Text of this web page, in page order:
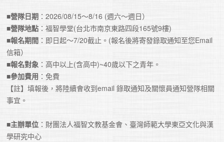
■營隊日期 ：2026/08/15～8/16 (週六～週日）
■營隊地點 ：福智學堂(台北市南京東路四段165號9樓)
■報名期間 ：即日起～7/20截止。(報名後將寄發錄取通知至您Email
信箱）
■報名對象 ：高中以上(含高中)~40歲以下之青年。
■參加費用 ：免費
【註】填報後，將陸續會收到email 錄取通知及關懷員通知營隊相關
事宜。
■主辦單位 ：財團法人福智文教基金會、臺灣師範大學東亞文化與漢
學研究中心